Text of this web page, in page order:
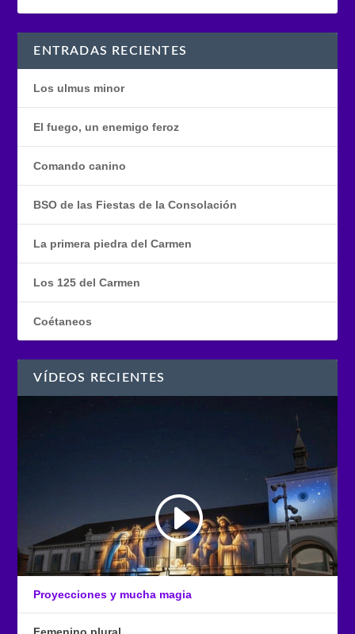
ENTRADAS RECIENTES
Los ulmus minor
El fuego, un enemigo feroz
Comando canino
BSO de las Fiestas de la Consolación
La primera piedra del Carmen
Los 125 del Carmen
Coétaneos
VÍDEOS RECIENTES
Proyecciones y mucha magia